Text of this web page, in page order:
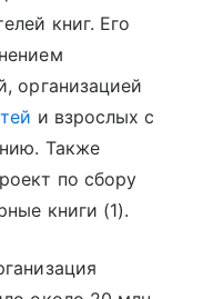
книг. Его
организацией
и взрослых с
Также
по сбору
книги (1).